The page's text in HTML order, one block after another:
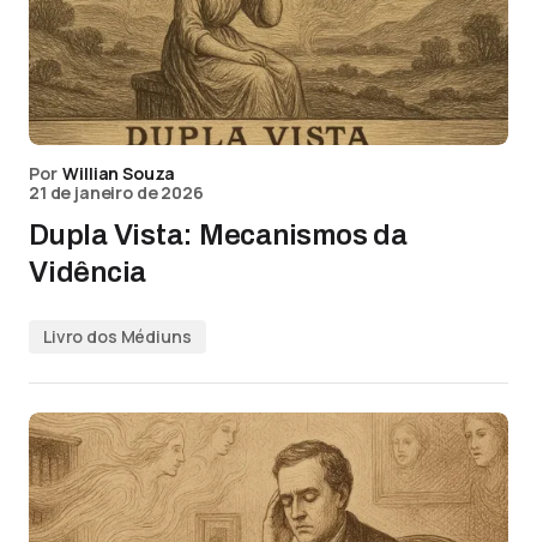
Por Willian Souza
21 de janeiro de 2026
Dupla Vista: Mecanismos da
Vidência
Livro dos Médiuns